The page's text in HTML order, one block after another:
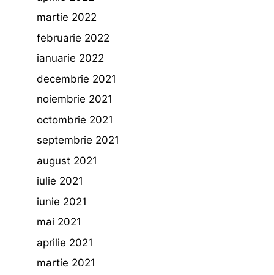
martie 2022
februarie 2022
ianuarie 2022
decembrie 2021
noiembrie 2021
octombrie 2021
septembrie 2021
august 2021
iulie 2021
iunie 2021
mai 2021
aprilie 2021
martie 2021